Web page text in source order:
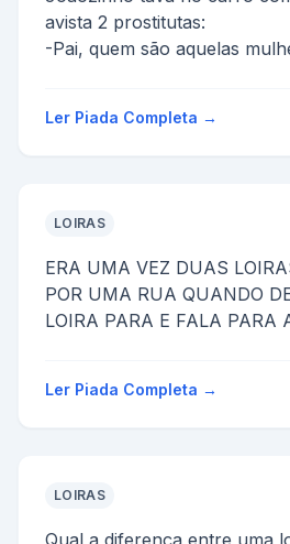
avista 2 prostitutas:
-Pai, quem são aquelas
O pai, se...
Ler Piada Completa →
LOIRAS
ERA UMA VEZ DUAS
POR UMA RUA QUANDO
LOIRA PARA E FALA PARA
Ler Piada Completa →
LOIRAS
Qual a diferença entre uma